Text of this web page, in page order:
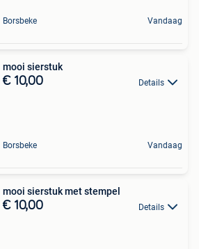
Borsbeke Vandaag
mooi sierstuk
€ 10,00 Details
Borsbeke Vandaag
mooi sierstuk met stempel
€ 10,00 Details